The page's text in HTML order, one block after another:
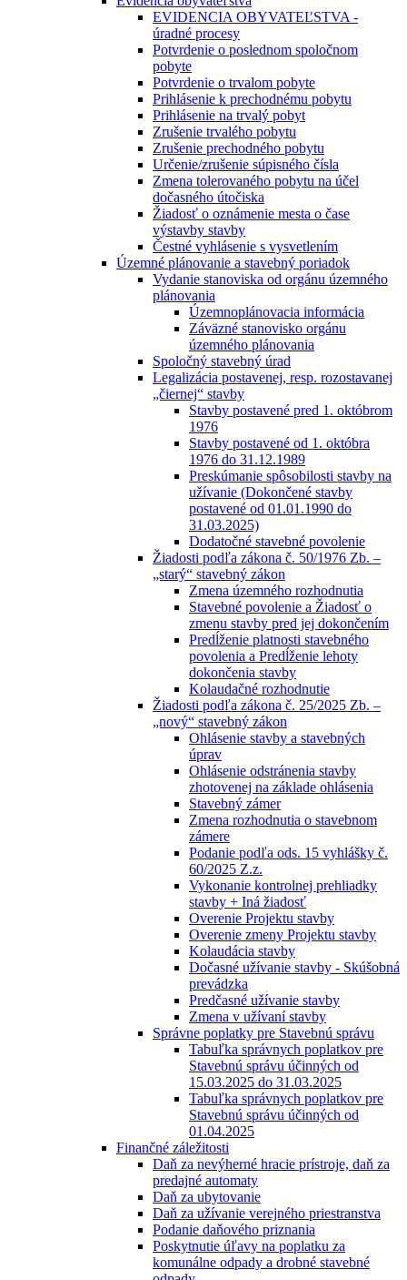
EVIDENCIA OBYVATEĽSTVA -
úradné procesy
Potvrdenie o poslednom spoločnom
pobyte
Potvrdenie o trvalom pobyte
Prihlásenie k prechodnému pobytu
Prihlásenie na trvalý pobyt
Zrušenie trvalého pobytu
Zrušenie prechodného pobytu
Určenie/zrušenie súpisného čísla
Zmena tolerovaného pobytu na účel
dočasného útočiska
Žiadosť o oznámenie mesta o čase
výstavby stavby
Čestné vyhlásenie s vysvetlením
Územné plánovanie a stavebný poriadok
Vydanie stanoviska od orgánu územného
plánovania
Územnoplánovacia informácia
Záväzné stanovisko orgánu
územného plánovania
Spoločný stavebný úrad
Legalizácia postavenej, resp. rozostavanej
„čiernej“ stavby
Stavby postavené pred 1. októbrom
1976
Stavby postavené od 1. októbra
1976 do 31.12.1989
Preskúmanie spôsobilosti stavby na
užívanie (Dokončené stavby
postavené od 01.01.1990 do
31.03.2025)
Dodatočné stavebné povolenie
Žiadosti podľa zákona č. 50/1976 Zb. –
„starý“ stavebný zákon
Zmena územného rozhodnutia
Stavebné povolenie a Žiadosť o
zmenu stavby pred jej dokončením
Predĺženie platnosti stavebného
povolenia a Predĺženie lehoty
dokončenia stavby
Kolaudačné rozhodnutie
Žiadosti podľa zákona č. 25/2025 Zb. –
„nový“ stavebný zákon
Ohlásenie stavby a stavebných
úprav
Ohlásenie odstránenia stavby
zhotovenej na základe ohlásenia
Stavebný zámer
Zmena rozhodnutia o stavebnom
zámere
Podanie podľa ods. 15 vyhlášky č.
60/2025 Z.z.
Vykonanie kontrolnej prehliadky
stavby + Iná žiadosť
Overenie Projektu stavby
Overenie zmeny Projektu stavby
Kolaudácia stavby
Dočasné užívanie stavby - Skúšobná
prevádzka
Predčasné užívanie stavby
Zmena v užívaní stavby
Správne poplatky pre Stavebnú správu
Tabuľka správnych poplatkov pre
Stavebnú správu účinných od
15.03.2025 do 31.03.2025
Tabuľka správnych poplatkov pre
Stavebnú správu účinných od
01.04.2025
Finančné záležitosti
Daň za nevýherné hracie prístroje, daň za
predajné automaty
Daň za ubytovanie
Daň za užívanie verejného priestranstva
Podanie daňového priznania
Poskytnutie úľavy na poplatku za
komunálne odpady a drobné stavebné